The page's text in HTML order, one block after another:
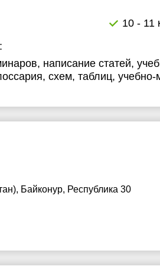
10 - 11
написание статей,
схем, таблиц,
Байконур, Республика 30